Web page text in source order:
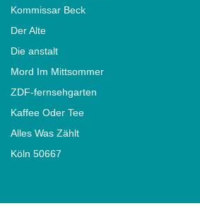
Kommissar Beck
Der Alte
Die anstalt
Mord Im Mittsommer
ZDF-fernsehgarten
Kaffee Oder Tee
Alles Was Zählt
Köln 50667